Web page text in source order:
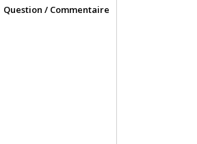
Question / Commentaire